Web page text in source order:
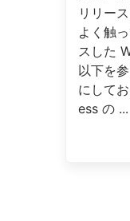
リリー
よく触
スした
以下を
にして
ess の ...